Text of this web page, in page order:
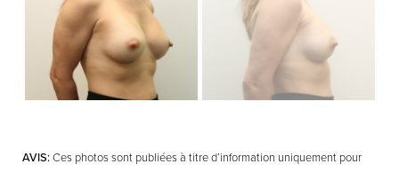
AVIS:Ces photos sont publiées à titre d’information uniquement pour